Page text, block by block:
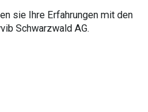
sie Ihre Erfahrungen mit den
Schwarzwald AG.